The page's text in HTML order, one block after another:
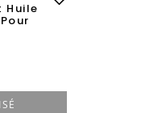
Huile